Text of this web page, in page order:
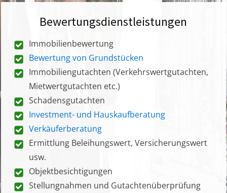
Bewertungsdienstleistungen
Immobilienbewertung
Bewertung von Grundstücken
Immobiliengutachten (Verkehrswertgutachten,
Mietwertgutachten etc.)
Schadensgutachten
Investment- und Hauskaufberatung
Verkäuferberatung
Ermittlung Beleihungswert, Versicherungswert
usw.
Objektbesichtigungen
Stellungnahmen und Gutachtenüberprüfung